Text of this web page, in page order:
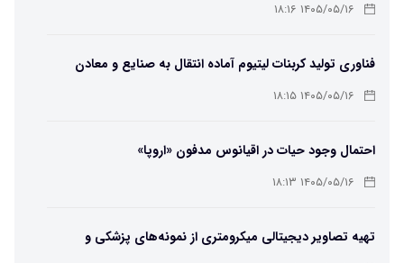
۱۴۰۵/۰۵/۱۶ ۱۸:۱۶
فناوری تولید کربنات لیتیوم آماده انتقال به صنایع و معادن
است۱۴۰۵/۰۵/۱۶ ۱۸:۱۵
احتمال وجود حیات در اقیانوس مدفون «اروپا»
۱۴۰۵/۰۵/۱۶ ۱۸:۱۳
تهیه تصاویر دیجیتالی میکرومتری از نمونه‌های پزشکی و